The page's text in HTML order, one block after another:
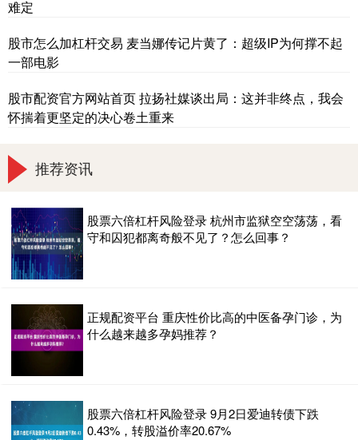
难定
股市怎么加杠杆交易 麦当娜传记片黄了：超级IP为何撑不起
一部电影
股市配资官方网站首页 拉扬社媒谈出局：这并非终点，我会
怀揣着更坚定的决心卷土重来
推荐资讯
股票六倍杠杆风险登录 杭州市监狱空空荡荡，看
守和囚犯都离奇般不见了？怎么回事？
正规配资平台 重庆性价比高的中医备孕门诊，为
什么越来越多孕妈推荐？
股票六倍杠杆风险登录 9月2日爱迪转债下跌
0.43%，转股溢价率20.67%